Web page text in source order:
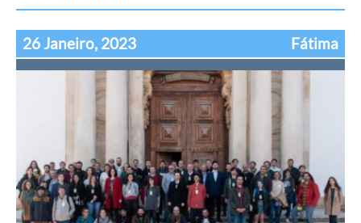
26 Janeiro, 2023 Fátima